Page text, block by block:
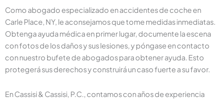
Como abogado especializado en accidentes de coche en
Carle Place, NY, le aconsejamos que tome medidas inmediatas.
Obtenga ayuda médica en primer lugar, documente la escena
con fotos de los daños y sus lesiones, y póngase en contacto
con nuestro bufete de abogados para obtener ayuda. Esto
protegerá sus derechos y construirá un caso fuerte a su favor.
En Cassisi & Cassisi, P.C., contamos con años de experiencia